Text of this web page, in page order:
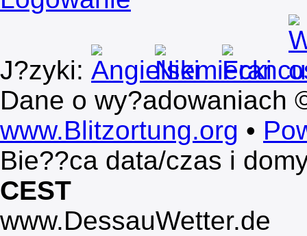
J?zyki:
Dane o wy?adowaniach
www.Blitzortung.org •
Bie??ca data/czas i
CEST
www.DessauWetter.de